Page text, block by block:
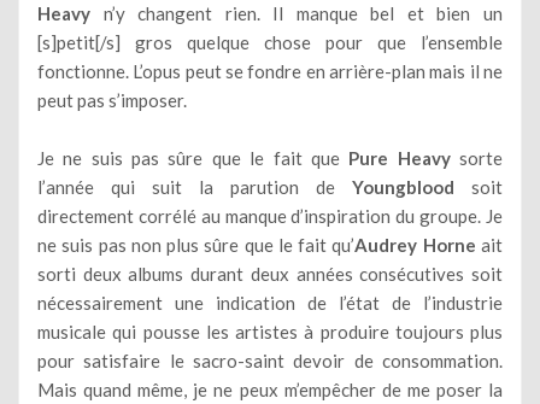
Heavy n’y changent rien. Il manque bel et bien un
[s]petit[/s] gros quelque chose pour que l’ensemble
fonctionne. L’opus peut se fondre en arrière-plan mais il ne
peut pas s’imposer.
Je ne suis pas sûre que le fait que Pure Heavysorte
l’année qui suit la parution de Youngblood soit
directement corrélé au manque d’inspiration du groupe. Je
ne suis pas non plus sûre que le fait qu’Audrey Horne ait
sorti deux albums durant deux années consécutives soit
nécessairement une indication de l’état de l’industrie
musicale qui pousse les artistes à produire toujours plus
pour satisfaire le sacro-saint devoir de consommation.
Mais quand même, je ne peux m’empêcher de me poser la